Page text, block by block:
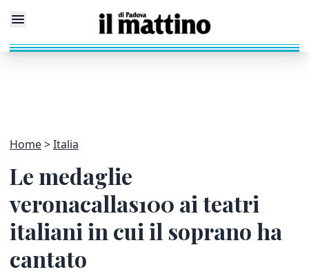
Home Italia
Le medaglie
veronacallas100 ai teatri
italiani in cui il soprano ha
cantato